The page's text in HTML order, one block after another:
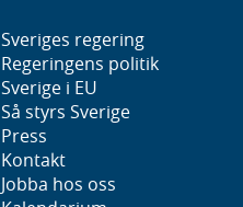
Sveriges regering
Regeringens politik
Sverige i EU
Så styrs Sverige
Press
Kontakt
Jobba hos oss